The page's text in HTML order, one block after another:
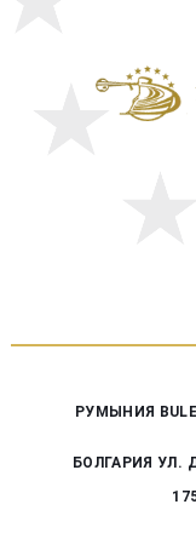
РУМЫНИЯ
БОЛГАРИЯ УЛ.